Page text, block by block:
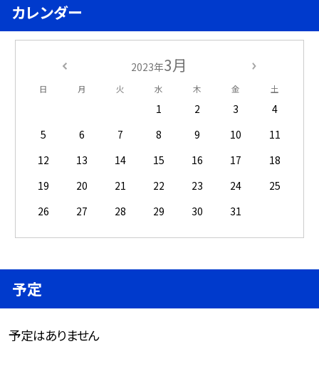
カレンダー
2023年3月
日 月 火 水 木 金 土
1 2 3
4
5
6 7 8 9 10
11
12
13 14 15 16 17
18
19
20 21 22 23 24
25
26
27 28 29 30 31
予定
予定はありません